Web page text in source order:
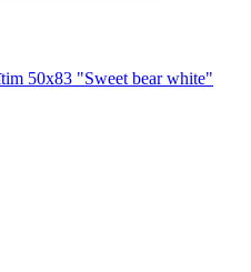
50x83 "Sweet bear white"